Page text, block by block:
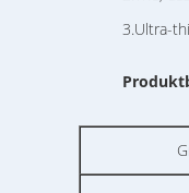
3.Ultra-thin